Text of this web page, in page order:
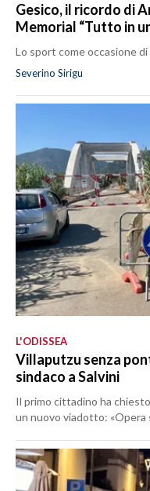
Gesico, il ricordo di
Memorial “Tutto in
Lo sport come occasione
Severino Sirigu
L'ODISSEA
Villaputzu senza
sindaco a Salvini
Il primo cittadino ha
un nuovo viadotto: «Opera